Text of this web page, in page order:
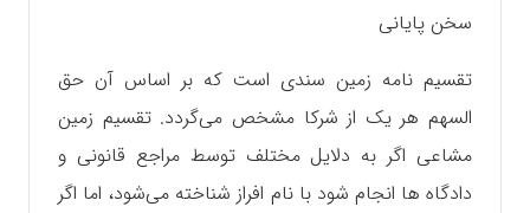
سخن پایانی
تقسیم نامه زمین سندی است که بر اساس آن حق
السهم هر یک از شرکا مشخص می‌گردد. تقسیم زمین
مشاعی اگر به دلایل مختلف توسط مراجع قانونی و
دادگاه ها انجام شود با نام افراز شناخته می‌شود، اما اگر